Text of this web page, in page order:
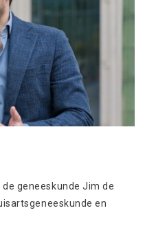
geneeskunde Jim de
en